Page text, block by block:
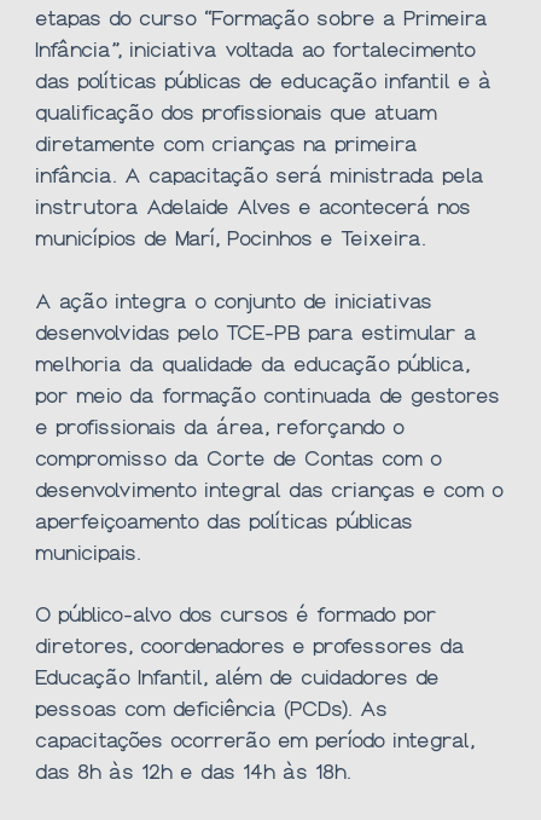
etapas do curso “Formação sobre a Primeira
Infância”, iniciativa voltada ao fortalecimento
das políticas públicas de educação infantil e à
qualificação dos profissionais que atuam
diretamente com crianças na primeira
infância. A capacitação será ministrada pela
instrutora Adelaide Alves e acontecerá nos
municípios de Marí, Pocinhos e Teixeira.
A ação integra o conjunto de iniciativas
desenvolvidas pelo TCE-PB para estimular a
melhoria da qualidade da educação pública,
por meio da formação continuada de gestores
e profissionais da área, reforçando o
compromisso da Corte de Contas com o
desenvolvimento integral das crianças e com o
aperfeiçoamento das políticas públicas
municipais.
O público-alvo dos cursos é formado por
diretores, coordenadores e professores da
Educação Infantil, além de cuidadores de
pessoas com deficiência (PCDs). As
capacitações ocorrerão em período integral,
das 8h às 12h e das 14h às 18h.